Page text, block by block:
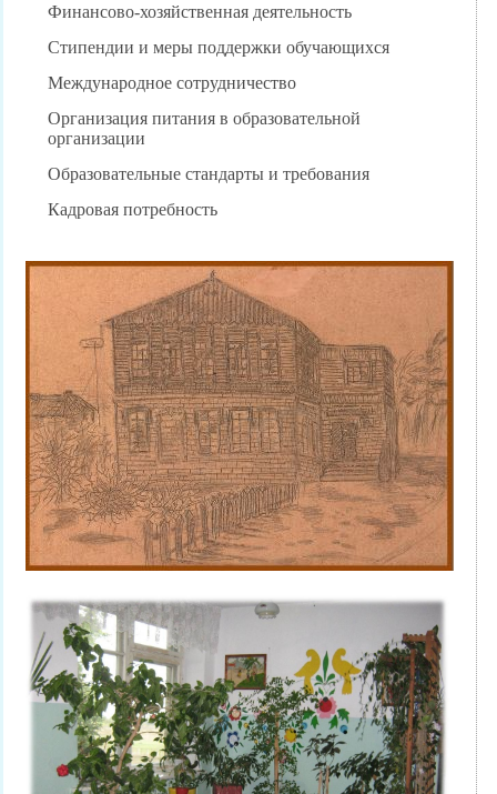
Финансово-хозяйственная деятельность
Стипендии и меры поддержки обучающихся
Международное сотрудничество
Организация питания в образовательной
организации
Образовательные стандарты и требования
Кадровая потребность